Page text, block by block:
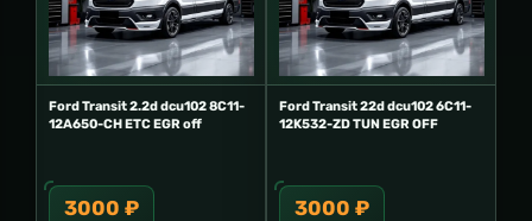
Ford Transit 2.2d dcu102 8C11-
12A650-CH ETC EGR off
3000 ₽
Ford Transit 22d dcu102 6C11-
12K532-ZD TUN EGR OFF
3000 ₽